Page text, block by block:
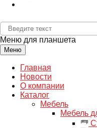
Меню для планшета
Меню
Главная
Новости
О компании
Каталог
Мебель
Мебель